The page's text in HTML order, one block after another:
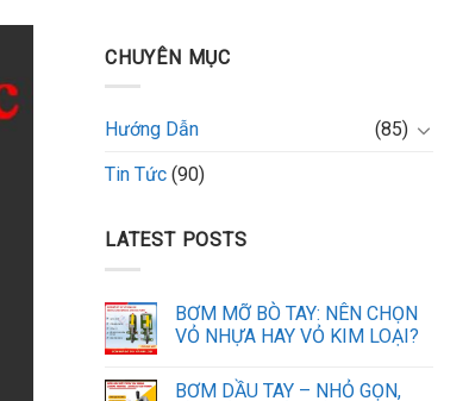
CHUYÊN MỤC
Hướng Dẫn
(85)
Tin Tức (90)
LATEST POSTS
BƠM MỠ BÒ TAY: NÊN CHỌN
VỎ NHỰA HAY VỎ KIM LOẠI?
BƠM DẦU TAY – NHỎ GỌN,